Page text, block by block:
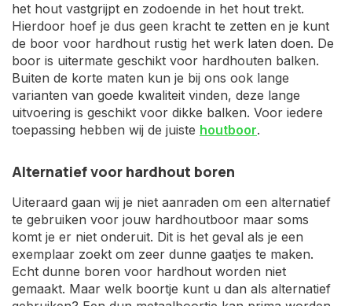
het hout vastgrijpt en zodoende in het hout trekt.
Hierdoor hoef je dus geen kracht te zetten en je kunt
de boor voor hardhout rustig het werk laten doen. De
boor is uitermate geschikt voor hardhouten balken.
Buiten de korte maten kun je bij ons ook lange
varianten van goede kwaliteit vinden, deze lange
uitvoering is geschikt voor dikke balken. Voor iedere
toepassing hebben wij de juiste houtboor.
Alternatief voor hardhout boren
Uiteraard gaan wij je niet aanraden om een alternatief
te gebruiken voor jouw hardhoutboor maar soms
komt je er niet onderuit. Dit is het geval als je een
exemplaar zoekt om zeer dunne gaatjes te maken.
Echt dunne boren voor hardhout worden niet
gemaakt. Maar welk boortje kunt u dan als alternatief